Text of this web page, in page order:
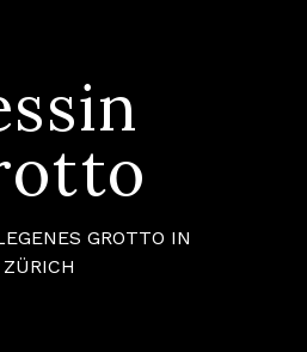
GROTTO IN
ZÜRICH